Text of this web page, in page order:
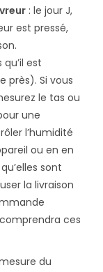
: le jour J,
est pressé,
est
près)​. Si vous
le tas ou
une
l’humidité
ou en en
sont
la livraison
ces
du